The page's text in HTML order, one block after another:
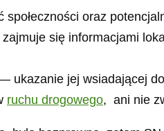
oraz
się informacjami
jej wsiadającej
ruchu drogowego, ani nie